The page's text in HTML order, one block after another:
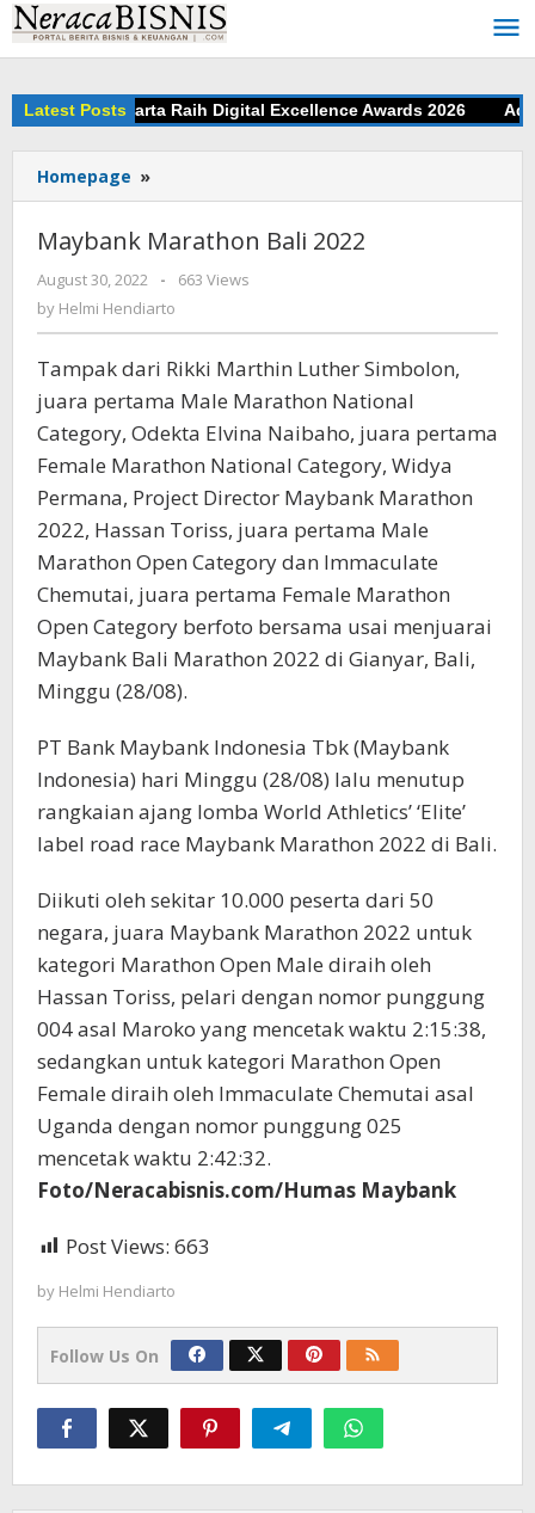
Skip
to
content
Latest Posts
Bank Jakarta Raih Digital Excellence Awards 2026
Homepage »
Marathon
2022
Maybank Marathon Bali 2022
August 30, 2022
by
Helmi
-
663 Views
by Helmi Hendiarto
Tampak dari Rikki Marthin Luther Simbolon,
juara pertama Male Marathon National
Category, Odekta Elvina Naibaho, juara pertama
Female Marathon National Category, Widya
Permana, Project Director Maybank Marathon
2022, Hassan Toriss, juara pertama Male
Marathon Open Category dan Immaculate
Chemutai, juara pertama Female Marathon
Open Category berfoto bersama usai menjuarai
Maybank Bali Marathon 2022 di Gianyar, Bali,
Minggu (28/08).
PT Bank Maybank Indonesia Tbk (Maybank
Indonesia) hari Minggu (28/08) lalu menutup
rangkaian ajang lomba World Athletics’ ‘Elite’
label road race Maybank Marathon 2022 di Bali.
Diikuti oleh sekitar 10.000 peserta dari 50
negara, juara Maybank Marathon 2022 untuk
kategori Marathon Open Male diraih oleh
Hassan Toriss, pelari dengan nomor punggung
004 asal Maroko yang mencetak waktu 2:15:38,
sedangkan untuk kategori Marathon Open
Female diraih oleh Immaculate Chemutai asal
Uganda dengan nomor punggung 025
mencetak waktu 2:42:32.
Foto/Neracabisnis.com/Humas Maybank
Post Views: 663
by Helmi Hendiarto
Follow Us On